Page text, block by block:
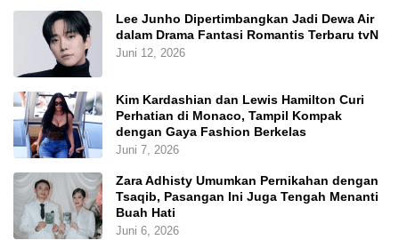
Lee Junho Dipertimbangkan Jadi Dewa Air
dalam Drama Fantasi Romantis Terbaru tvN
Juni 12, 2026
Kim Kardashian dan Lewis Hamilton Curi
Perhatian di Monaco, Tampil Kompak
dengan Gaya Fashion Berkelas
Juni 7, 2026
Zara Adhisty Umumkan Pernikahan dengan
Tsaqib, Pasangan Ini Juga Tengah Menanti
Buah Hati
Juni 6, 2026